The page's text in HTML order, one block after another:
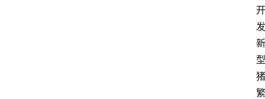
开
发
新
型
猪
繁